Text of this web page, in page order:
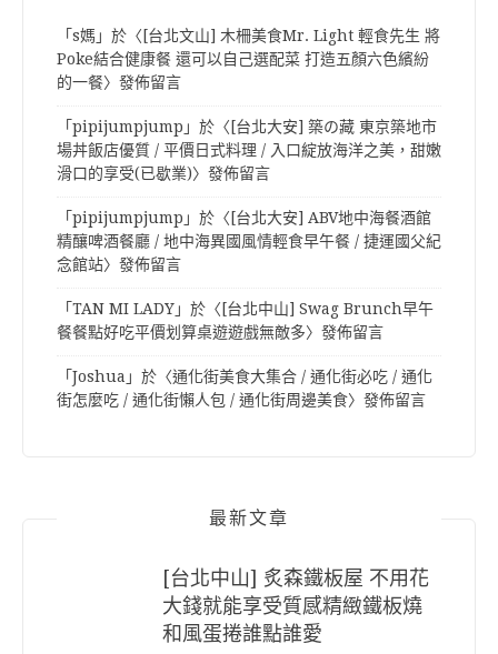
「s媽 」於〈 [台北文山] 木柵美食Mr. Light 輕食先生 將
Poke結合健康餐 還可以自己選配菜 打造五顏六色繽紛
的一餐〉發佈留言
「pipijumpjump 」於〈 [台北大安] 築の藏 東京築地市
場丼飯店優質 / 平價日式料理 / 入口綻放海洋之美，甜嫩
滑口的享受(已歇業)〉發佈留言
「pipijumpjump 」於〈 [台北大安] ABV地中海餐酒館
精釀啤酒餐廳 / 地中海異國風情輕食早午餐 / 捷運國父紀
念館站〉發佈留言
「TAN MI LADY」於〈 [台北中山] Swag Brunch早午
餐餐點好吃平價划算桌遊遊戲無敵多〉發佈留言
「Joshua 」於〈通化街美食大集合 / 通化街必吃 / 通化
街怎麼吃 / 通化街懶人包 / 通化街周邊美食〉發佈留言
最新文章
[台北中山] 炙森鐵板屋 不用花
大錢就能享受質感精緻鐵板燒
和風蛋捲誰點誰愛